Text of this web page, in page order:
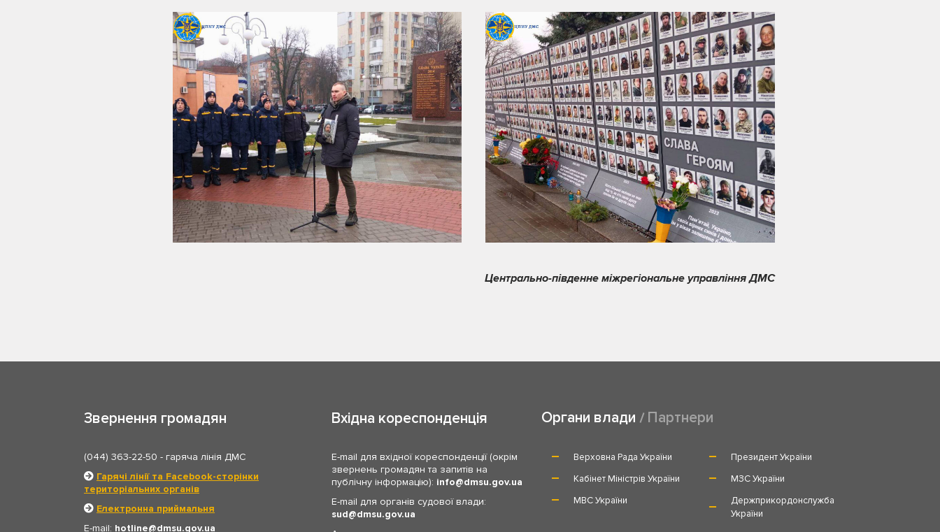
Центрально-південне міжрегіональне управління ДМС
Звернення громадян
(044) 363-22-50 - гаряча лінія ДМС
Гарячі лінії та Facebook-сторінки
територіальних органів
Електронна приймальня
E-mail: hotline dmsu.gov.ua
Вхідна кореспонденція
E-mail для вхідної кореспонденції (окрім
звернень громадян та запитів на
публічну інформацію): info
dmsu.gov.ua
E-mail для органів судової влади:
sud
dmsu.gov.ua
Органи влади Партнери
Верховна Рада України
Президент України
Кабінет Міністрів України
МЗС України
МВС України
Держприкордонслужба
України